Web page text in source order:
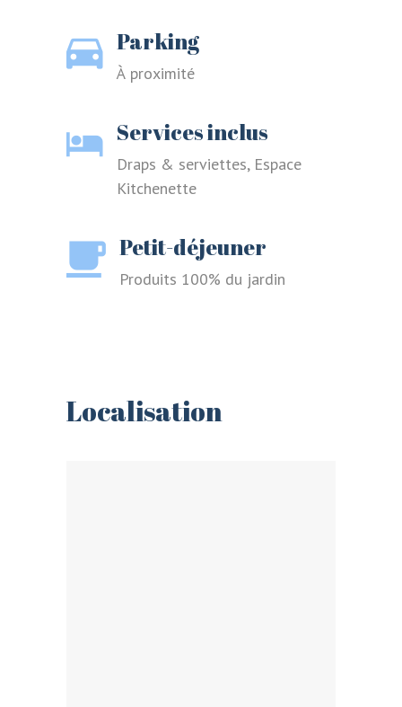
Parking
À proximité
Services inclus
Draps & serviettes, Espace
Kitchenette
Petit-déjeuner
Produits 100% du jardin
Localisation
Log into your account in just a few
steps.
Mot de passe oublié ?